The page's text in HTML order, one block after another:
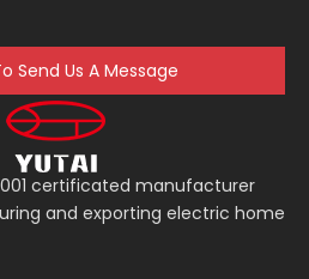
Send Us A Message
certificated manufacturer
and exporting electric home